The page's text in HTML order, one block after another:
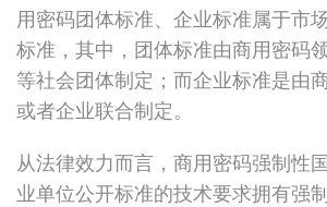
用密码团体标准、企业标准属于市
标准，其中，团体标准由商用密码
等社会团体制定；而企业标准是由
或者企业联合制定。
从法律效力而言，商用密码强制性
业单位公开标准的技术要求拥有强